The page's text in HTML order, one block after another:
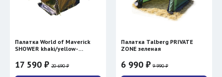
Палатка World of Maverick
SHOWER khaki/yellow-
17 590 ₽ 20 690 ₽
Палатка Talberg PRIVATE
ZONE зеленая
6 990 ₽ 9 990 ₽